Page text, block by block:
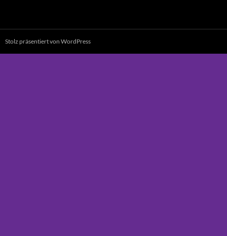
Stolz präsentiert von WordPress